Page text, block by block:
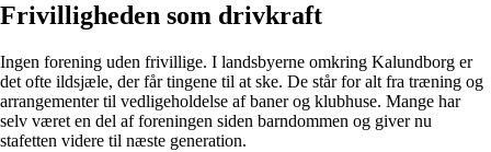
Frivilligheden som drivkraft
Ingen forening uden frivillige. I landsbyerne omkring Kalundborg er
det ofte ildsjæle, der får tingene til at ske. De står for alt fra træning og
arrangementer til vedligeholdelse af baner og klubhuse. Mange har
selv været en del af foreningen siden barndommen og giver nu
stafetten videre til næste generation.